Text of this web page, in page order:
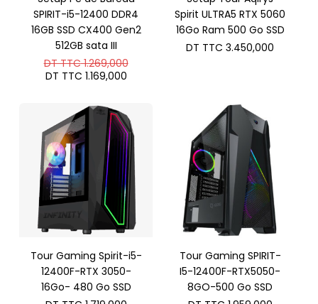
SPIRIT-i5-12400 DDR4
16GB SSD CX400 Gen2
512GB sata III
DT TTC1.269,000Le
TTC 1.269,000.
DT TTC 1.169,000Le
DT
TTC 1.169,000.
Spirit ULTRA5 RTX 5060
16Go Ram 500 Go SSD
DT TTC 3.450,000
Tour Gaming Spirit-i5-
12400F-RTX 3050-
16Go- 480 Go SSD
Tour Gaming SPIRIT-
I5-12400F-RTX5050-
8GO-500 Go SSD